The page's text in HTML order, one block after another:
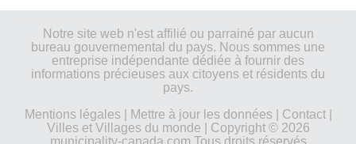
Notre site web n'est affilié ou parrainé par aucun
bureau gouvernemental du pays. Nous sommes une
entreprise indépendante dédiée à fournir des
informations précieuses aux citoyens et résidents du
pays.
Mentions légales| Mettre à jour les données| Contact|
Villes et Villages du monde | Copyright © 2026
municipality-canada.com Tous droits réservés